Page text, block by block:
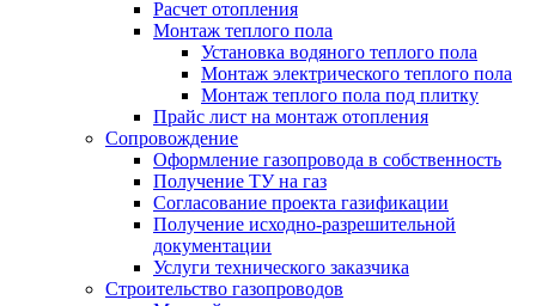
Расчет отопления
Монтаж теплого пола
Установка водяного теплого пола
Монтаж электрического теплого пола
Монтаж теплого пола под плитку
Прайс лист на монтаж отопления
Сопровождение
Оформление газопровода в собственность
Получение ТУ на газ
Согласование проекта газификации
Получение исходно-разрешительной
документации
Услуги технического заказчика
Строительство газопроводов